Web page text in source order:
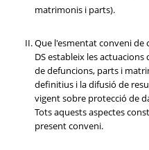
matrimonis i parts).
Que l'esmentat conveni de
DS estableix les
de defuncions, parts i
definitius i la difusió de
vigent sobre protecció de
Tots aquests aspectes
present conveni.